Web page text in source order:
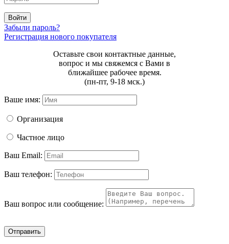
Войти
Забыли пароль?
Регистрация нового покупателя
Оставьте свои контактные данные,
вопрос и мы свяжемся с Вами в
ближайшее рабочее время.
(пн-пт, 9-18 мск.)
Ваше имя:
Организация
Частное лицо
Ваш Email:
Ваш телефон:
Ваш вопрос или сообщение:
Отправить